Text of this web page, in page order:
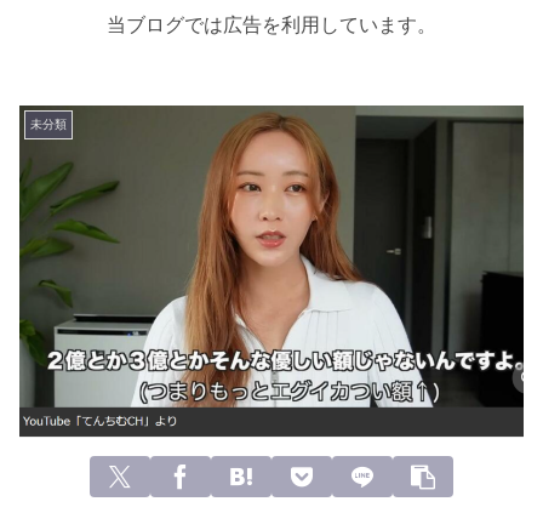
当ブログでは広告を利用しています。
未分類